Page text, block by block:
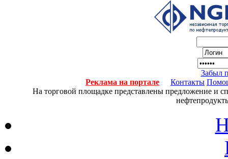
Забыл
Реклама на портале
Контакты
На торговой площадке представлены предложение и